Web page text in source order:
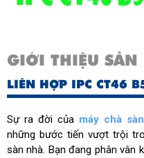
GIỚI THIỆU
LIÊN HỢP IPC CT46
Sự ra đời của máy chà
những bước tiến vượt trội
sàn nhà. Bạn đang phân vân